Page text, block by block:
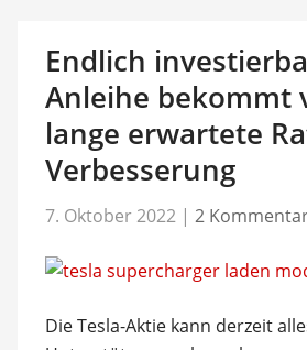
Endlich
Anleihe bekommt
lange erwartete
Verbesserung
7. Oktober 2022 | 2
Die Tesla-Aktie kann derzeit